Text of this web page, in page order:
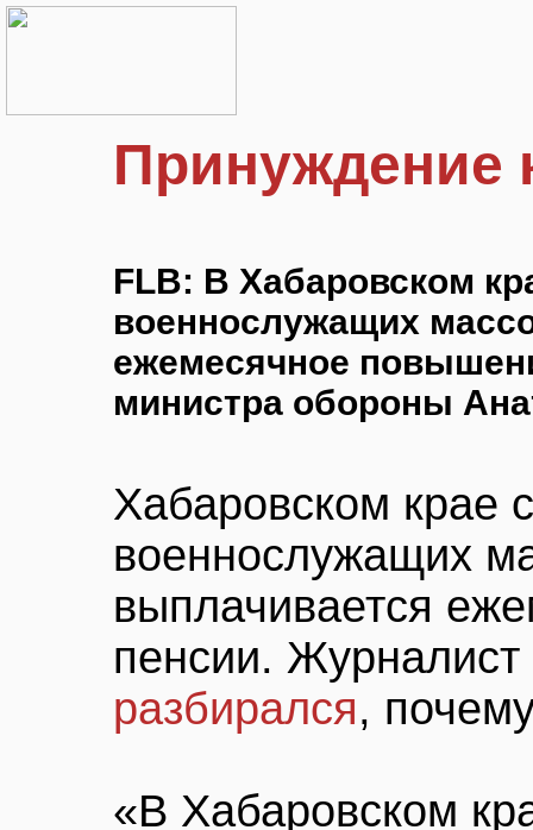
Принуждение
FLB: В Хабаровском
военнослужащих
ежемесячное
министра обороны
Хабаровском крае
военнослужащих
выплачивается
пенсии. Журналист
разбирался,
«В Хабаровском